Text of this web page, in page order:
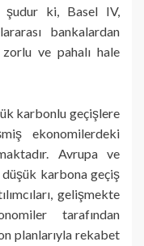
şudur ki, Basel IV,
bankalardan
ve pahalı hale
karbonlu geçişlere
ekonomilerdeki
Avrupa ve
karbona geçiş
gelişmekte
tarafından
planlarıyla rekabet